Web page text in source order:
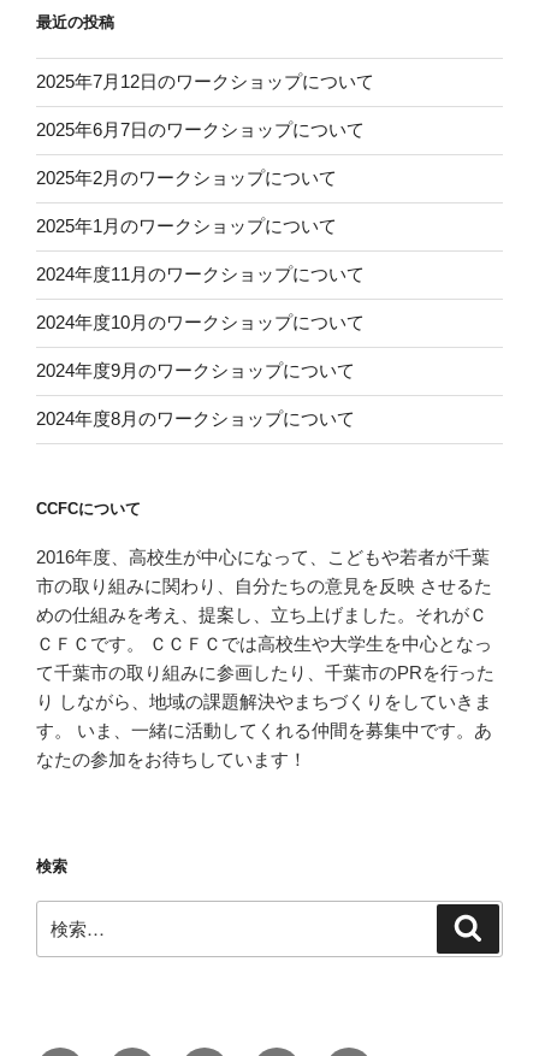
最近の投稿
2025年7月12日のワークショップについて
2025年6月7日のワークショップについて
2025年2月のワークショップについて
2025年1月のワークショップについて
2024年度11月のワークショップについて
2024年度10月のワークショップについて
2024年度9月のワークショップについて
2024年度8月のワークショップについて
CCFCについて
2016年度、高校生が中心になって、こどもや若者が千葉
市の取り組みに関わり、自分たちの意見を反映 させるた
めの仕組みを考え、提案し、立ち上げました。それがＣ
ＣＦＣです。 ＣＣＦＣでは高校生や大学生を中心となっ
て千葉市の取り組みに参画したり、千葉市のPRを行った
り しながら、地域の課題解決やまちづくりをしていきま
す。 いま、一緒に活動してくれる仲間を募集中です。あ
なたの参加をお待ちしています！
検索
索: